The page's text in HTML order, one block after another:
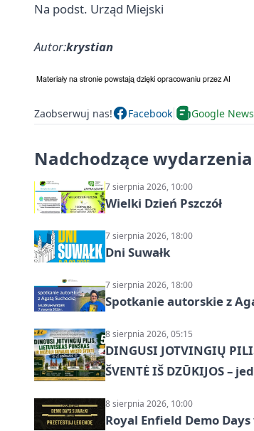
Na podst. Urząd Miejski
Autor:krystian
Zaobserwuj nas! Facebook Google News
Nadchodzące wydarzenia
7 sierpnia 2026, 10:00
Wielki Dzień Pszczół
7 sierpnia 2026, 18:00
Dni Suwałk
7 sierpnia 2026, 18:00
Spotkanie autorskie z
8 sierpnia 2026, 05:15
DINGUSI JOTVINGIŲ
ŠVENTĖ IŠ DZŪKIJOS –
8 sierpnia 2026, 10:00
Royal Enfield Demo Days